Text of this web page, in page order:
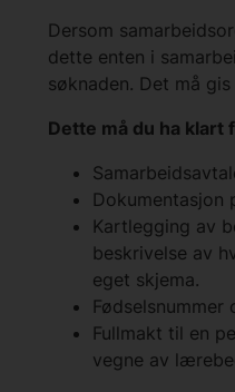
Dersom
dette enten i
søknaden. Det må
Dette må du ha klart
Dokumentasjon
Kartlegging av
beskrivelse av
eget skjema.
Fullmakt til en
vegne av